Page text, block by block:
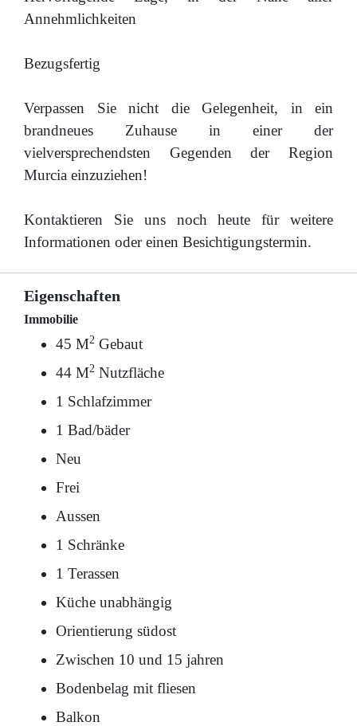
Annehmlichkeiten
Bezugsfertig
Verpassen Sie nicht die Gelegenheit, in ein
brandneues Zuhause in einer der
vielversprechendsten Gegenden der Region
Murcia einzuziehen!
Kontaktieren Sie uns noch heute für weitere
Informationen oder einen Besichtigungstermin.
Eigenschaften
Immobilie
45 M2 Gebaut
44 M2 Nutzfläche
1 Schlafzimmer
1 Bad/bäder
Neu
Frei
Aussen
1 Schränke
1 Terassen
Küche unabhängig
Orientierung südost
Zwischen 10 und 15 jahren
Bodenbelag mit fliesen
Balkon